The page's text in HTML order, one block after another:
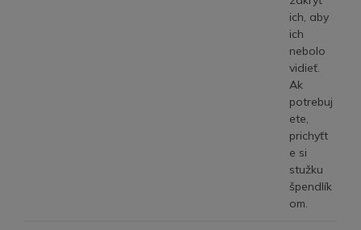
ich, aby
ich
nebolo
vidieť.
Ak
potrebuj
ete,
prichyťt
e si
stužku
špendlík
om.